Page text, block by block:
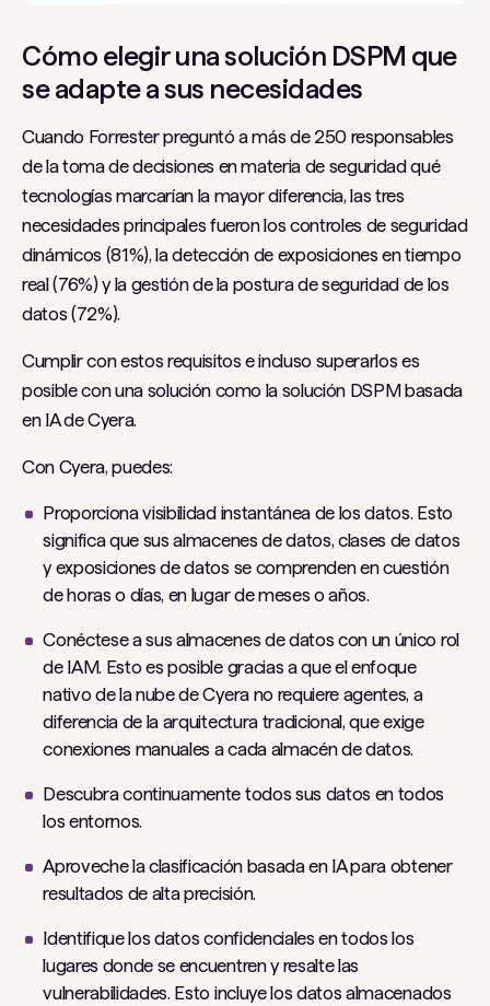
Cómo elegir una solución DSPM que
se adapte a sus necesidades
Cuando Forrester preguntó a más de 250 responsables
de la toma de decisiones en materia de seguridad qué
tecnologías marcarían la mayor diferencia, las tres
necesidades principales fueron los controles de seguridad
dinámicos (81%), la detección de exposiciones en tiempo
real (76%) y la gestión de la postura de seguridad de los
datos (72%).
Cumplir con estos requisitos e incluso superarlos es
posible con una solución como la solución DSPM basada
en IA de Cyera.
Con Cyera, puedes:
Proporciona visibilidad instantánea de los datos. Esto
significa que sus almacenes de datos, clases de datos
y exposiciones de datos se comprenden en cuestión
de horas o días, en lugar de meses o años.
Conéctese a sus almacenes de datos con un único rol
de IAM. Esto es posible gracias a que el enfoque
nativo de la nube de Cyera no requiere agentes, a
diferencia de la arquitectura tradicional, que exige
conexiones manuales a cada almacén de datos.
Descubra continuamente todos sus datos en todos
los entornos.
Aproveche la clasificación basada en IA para obtener
resultados de alta precisión.
Identifique los datos confidenciales en todos los
lugares donde se encuentren y resalte las
vulnerabilidades. Esto incluye los datos almacenados